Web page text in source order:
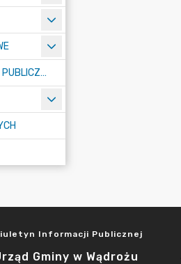
UDOSTĘPNIENIE INFORMACJI PUBLICZNEJ
Informacji Publicznej
Gminy w Wądrożu